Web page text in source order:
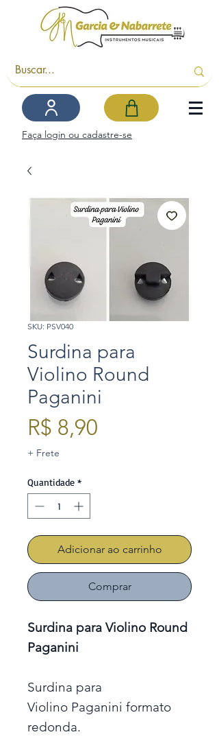
Faça login ou cadastre-se
SKU: PSV040
Surdina para
Violino Round
Paganini
R$ 8,90
+ Frete
Quantidade *
Adicionar ao carrinho
Comprar
Surdina para Violino Round
Paganini
Surdina para
Violino Paganini formato
redonda.